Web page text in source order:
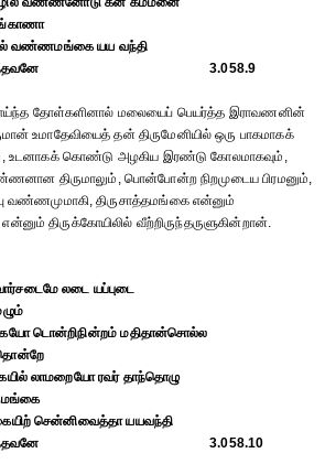
வண்ணமங்கை யய வந்தி
3.058.9
வாய்ந்த தோள்களினால் மலையைப் பெயர்த்த இராவணனின்
உமாதேவியைத் தன் திருமேனியில் ஒரு பாகமாகக்
கொண்டு அழகிய இரண்டு கோலமாகவும்,
திருமாலும், பொன்போன்ற நிறமுடைய பிரமனும்,
வண்ணமுமாகி, திருசாத்தமங்கை என்னும்
திருக்கோயிலில் வீற்றிருந்தருளுகின்றான்.
லடை யப்புடை
டொன்றிநின்றம் மதிதான்சொல்ல
லாமறையோ ரவர் தாந்தொழு
சென்னிவைத்தா யயவந்தி
3.058.10